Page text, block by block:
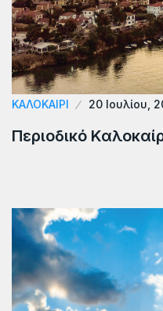
ΚΑΛΟΚΑΊΡΙ 20 Ιουλίου,
Περιοδικό